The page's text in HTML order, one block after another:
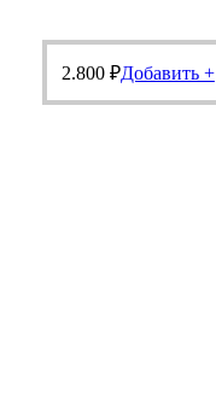
2.800 ₽Добавить +